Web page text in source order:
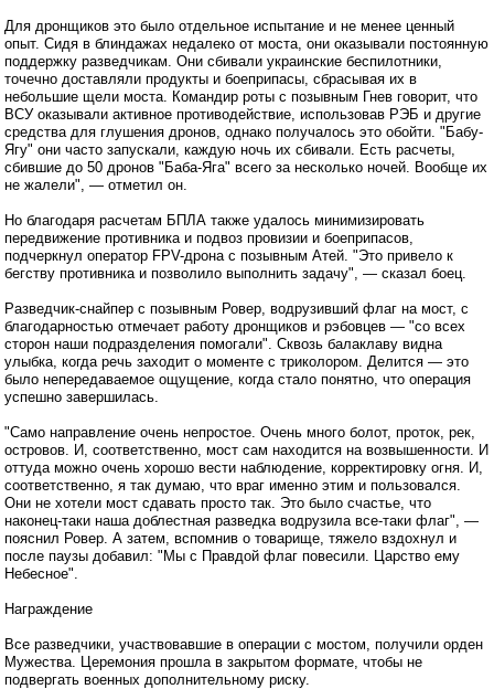
Для дронщиков это было отдельное испытание и не менее ценный
опыт. Сидя в блиндажах недалеко от моста, они оказывали постоянную
поддержку разведчикам. Они сбивали украинские беспилотники,
точечно доставляли продукты и боеприпасы, сбрасывая их в
небольшие щели моста. Командир роты с позывным Гнев говорит, что
ВСУ оказывали активное противодействие, использовав РЭБ и другие
средства для глушения дронов, однако получалось это обойти. "Бабу-
Ягу" они часто запускали, каждую ночь их сбивали. Есть расчеты,
сбившие до 50 дронов "Баба-Яга" всего за несколько ночей. Вообще их
не жалели", — отметил он.
Но благодаря расчетам БПЛА также удалось минимизировать
передвижение противника и подвоз провизии и боеприпасов,
подчеркнул оператор FPV-дрона с позывным Атей. "Это привело к
бегству противника и позволило выполнить задачу", — сказал боец.
Разведчик-снайпер с позывным Ровер, водрузивший флаг на мост, с
благодарностью отмечает работу дронщиков и рэбовцев — "со всех
сторон наши подразделения помогали". Сквозь балаклаву видна
улыбка, когда речь заходит о моменте с триколором. Делится — это
было непередаваемое ощущение, когда стало понятно, что операция
успешно завершилась.
"Само направление очень непростое. Очень много болот, проток, рек,
островов. И, соответственно, мост сам находится на возвышенности. И
оттуда можно очень хорошо вести наблюдение, корректировку огня. И,
соответственно, я так думаю, что враг именно этим и пользовался.
Они не хотели мост сдавать просто так. Это было счастье, что
наконец-таки наша доблестная разведка водрузила все-таки флаг", —
пояснил Ровер. А затем, вспомнив о товарище, тяжело вздохнул и
после паузы добавил: "Мы с Правдой флаг повесили. Царство ему
Небесное".
Награждение
Все разведчики, участвовавшие в операции с мостом, получили орден
Мужества. Церемония прошла в закрытом формате, чтобы не
подвергать военных дополнительному риску.